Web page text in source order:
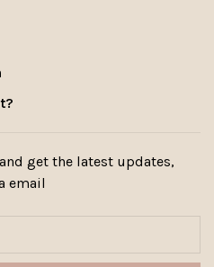
get the latest updates,
email